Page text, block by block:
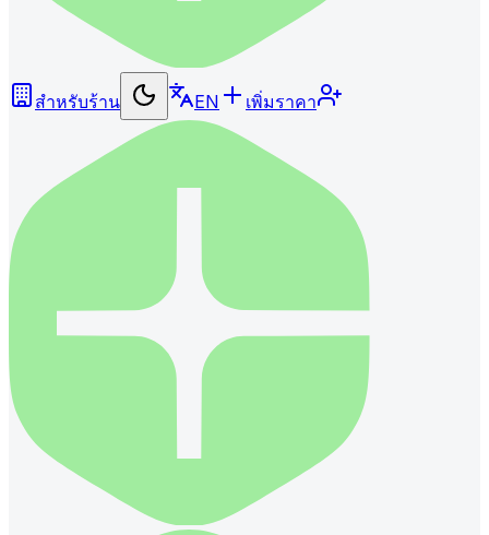
สำหรับร้าน EN เพิ่มราคา